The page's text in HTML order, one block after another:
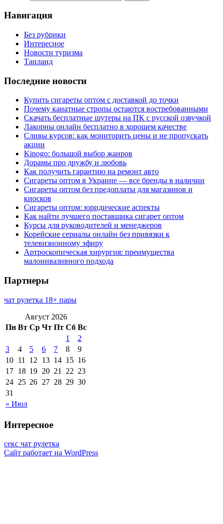
Навигация
Без рубрики
Интересное
Новости туризма
Таиланд
Последние новости
Купить сигареты оптом с доставкой до точки
Почему канатные стропы остаются востребованными
Скачать бесплатные шутеры на ПК с русской озвучкой
Лакорны онлайн бесплатно в хорошем качестве
Сливы курсов: как мониторить цены и не пропускать
акции
Kinogo: большой выбор жанров
Дорамы про дружбу и любовь
Как получить гарантию на ремонт авто
Сигареты оптом в Украине — все бренды в наличии
Сигареты оптом без предоплаты для магазинов и
киосков
Сигареты оптом: юридические аспекты
Как найти лучшего поставщика сигарет оптом
Курсы для руководителей и менеджеров
Корейские сериалы онлайн без привязки к
телевизионному эфиру
Артроскопическая хирургия: преимущества
малоинвазивного подхода
Партнеры
чат рулетка 18+ пары
Август 2026
Пн Вт Ср Чт Пт Сб Вс
« Июл
1
2
3
4 5 6 7 8
9
10 11 12 13 14 15 16
17 18 19 20 21 22 23
24 25 26 27 28 29 30
31
Интересное
секс чат рулетка
Сайт работает на WordPress